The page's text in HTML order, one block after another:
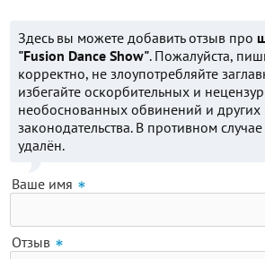
Здесь вы можете добавить отзыв про
"Fusion Dance Show". Пожалуйста,
корректно, не злоупотребляйте
избегайте оскорбительных и
необоснованных обвинений и
законодательства. В противном
удалён.
Ваше имя
Отзыв